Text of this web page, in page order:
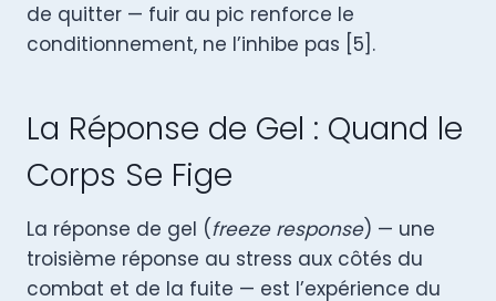
de quitter — fuir au pic renforce le
conditionnement, ne l’inhibe pas [5].
La Réponse de Gel : Quand le
Corps Se Fige
La réponse de gel (freeze response) — une
troisième réponse au stress aux côtés du
combat et de la fuite — est l’expérience du